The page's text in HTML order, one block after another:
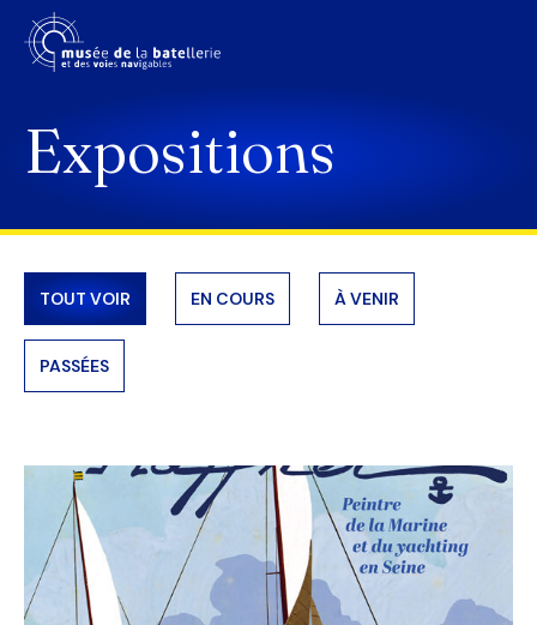
LE MUSÉE
PRÉPARER SA VISITE
SCOLAIRES
ACTUALITÉS
Expositions
TOUT VOIR EN COURS À VENIR
PASSÉES